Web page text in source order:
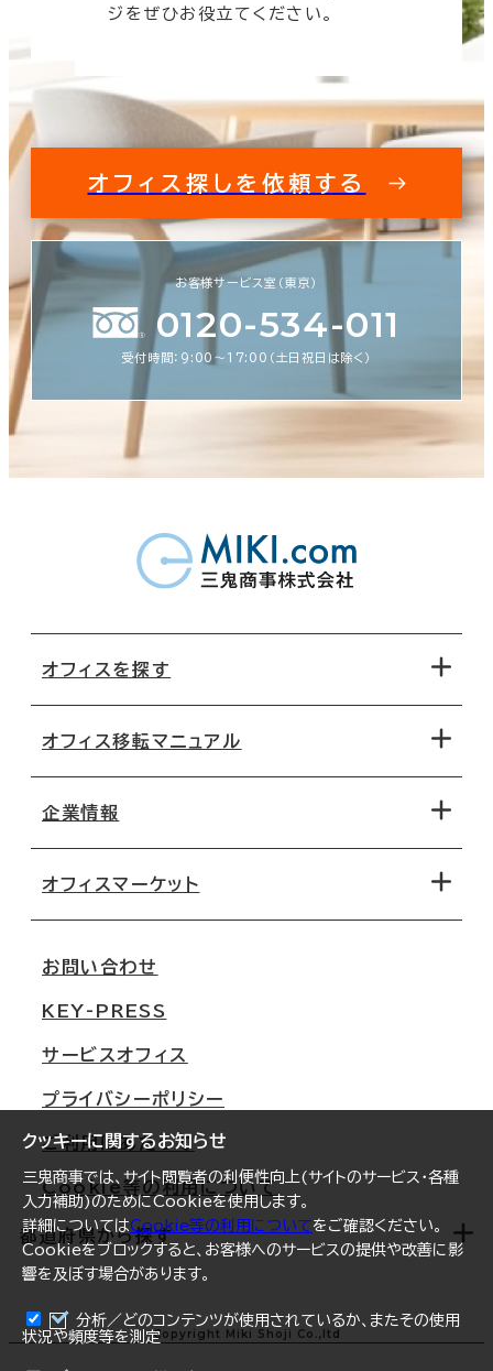
クッキーに関するお知らせ
三鬼商事では、サイト閲覧者の利便性向上(サイトのサービス・各種
入力補助)のためにCookieを使用します。
詳細についてはCookie等の利用についてをご確認ください。
Cookieをブロックすると、お客様へのサービスの提供や改善に影
響を及ぼす場合があります。
分析／どのコンテンツが使用されているか、またその使用
状況や頻度等を測定
ジをぜひお役立てください。
オフィス探しを依頼する
お客様サービス室（東京）
0120-534-011
受付時間：9:00〜17:00（土日祝日は除く）
オフィスを探す
地図から探す
路線・駅から探す
オフィス移転マニュアル
移転コストシミュレーション
移転スケジュール
オフィス移転Q&A
企業情報
オフィスマーケット
大阪
名古屋
札幌
仙台
横浜
福岡
オフィスリポート
ログイン
お問い合わせ
KEY-PRESS
サービスオフィス
プライバシーポリシー
ご利用にあたって
Cookie等の利用について
都道府県から探す
北海道 Copyright Miki Shoji Co.,ltd